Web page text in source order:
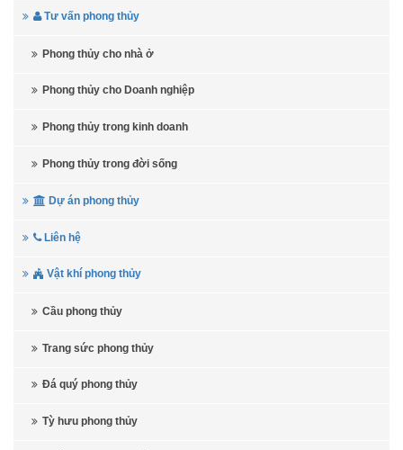
Tư vấn phong thủy
Phong thủy cho nhà ở
Phong thủy cho Doanh nghiệp
Phong thủy trong kinh doanh
Phong thủy trong đời sống
Dự án phong thủy
Liên hệ
Vật khí phong thủy
Cầu phong thủy
Trang sức phong thủy
Đá quý phong thủy
Tỳ hưu phong thủy